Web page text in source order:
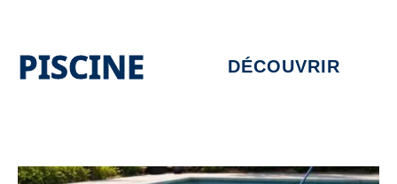
PISCINE DÉCOUVRIR